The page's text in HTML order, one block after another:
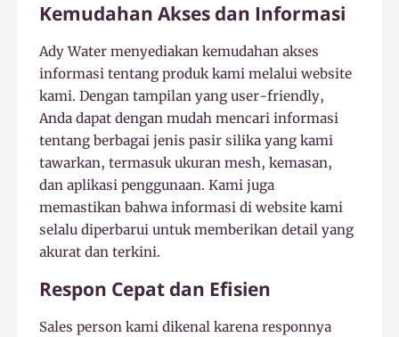
Kemudahan Akses dan Informasi
Ady Water menyediakan kemudahan akses
informasi tentang produk kami melalui website
kami. Dengan tampilan yang user-friendly,
Anda dapat dengan mudah mencari informasi
tentang berbagai jenis pasir silika yang kami
tawarkan, termasuk ukuran mesh, kemasan,
dan aplikasi penggunaan. Kami juga
memastikan bahwa informasi di website kami
selalu diperbarui untuk memberikan detail yang
akurat dan terkini.
Respon Cepat dan Efisien
Sales person kami dikenal karena responnya